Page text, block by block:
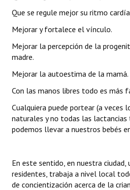
Audiencias Públicas - Registro
Periodistas Decanos - Registro
Ciudadano Ilustre - Registro
Huéspedes de Honor - Registro
Reconocimientos - Registro
Bariloche, Municipio intercultural
Que se regule mejor su ritmo
Mejorar y fortalece el vínculo.
Mejorar la percepción de la
madre.
Mejorar la autoestima de la mamá.
Con las manos libres todo es más
Cualquiera puede portear (a veces
naturales y no todas las
podemos llevar a nuestros bebés
En este sentido, en nuestra ciudad,
residentes, trabaja a nivel local
de concientización acerca de la